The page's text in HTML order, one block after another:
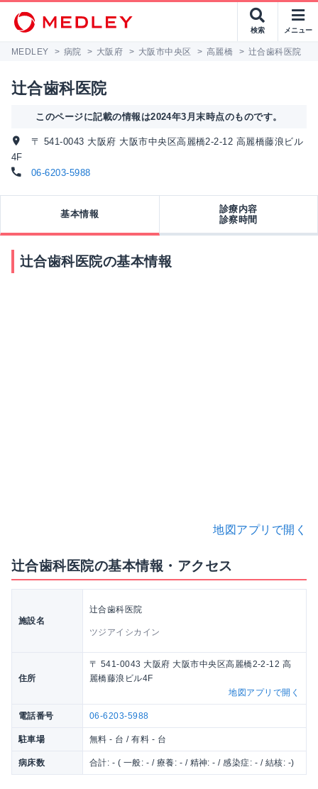
検索 メニュー
MEDLEY > 病院 > 大阪府 > 大阪市中央区 > 高麗橋 > 辻合歯科医院
辻合歯科医院
このページに記載の情報は2024年3月末時点のものです。
〒 541-0043 大阪府 大阪市中央区高麗橋2-2-12 高麗橋藤浪ビル
4F
06-6203-5988
基本情報
診療内容
診察時間
辻合歯科医院の基本情報
地図アプリで開く
辻合歯科医院の基本情報・アクセス
施設名
辻合歯科医院
ツジアイシカイン
住所
〒 541-0043 大阪府 大阪市中央区高麗橋2-2-12 高
麗橋藤浪ビル4F
地図アプリで開く
電話番号 06-6203-5988
駐車場 無料 - 台 / 有料 - 台
病床数 合計: - ( 一般: - / 療養: - / 精神: - / 感染症: - / 結核: -)